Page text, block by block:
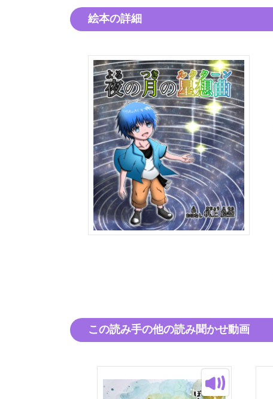
絵本の詳細
この読み手の他の読み聞かせ動画